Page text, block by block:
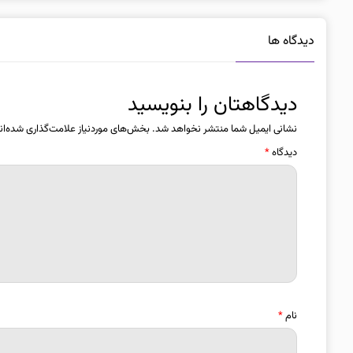
دیدگاه ها
دیدگاهتان را بنویسید
نشانی ایمیل شما منتشر نخواهد شد. بخش‌های موردنیاز علامت‌گذاری
دیدگاه*
نام*